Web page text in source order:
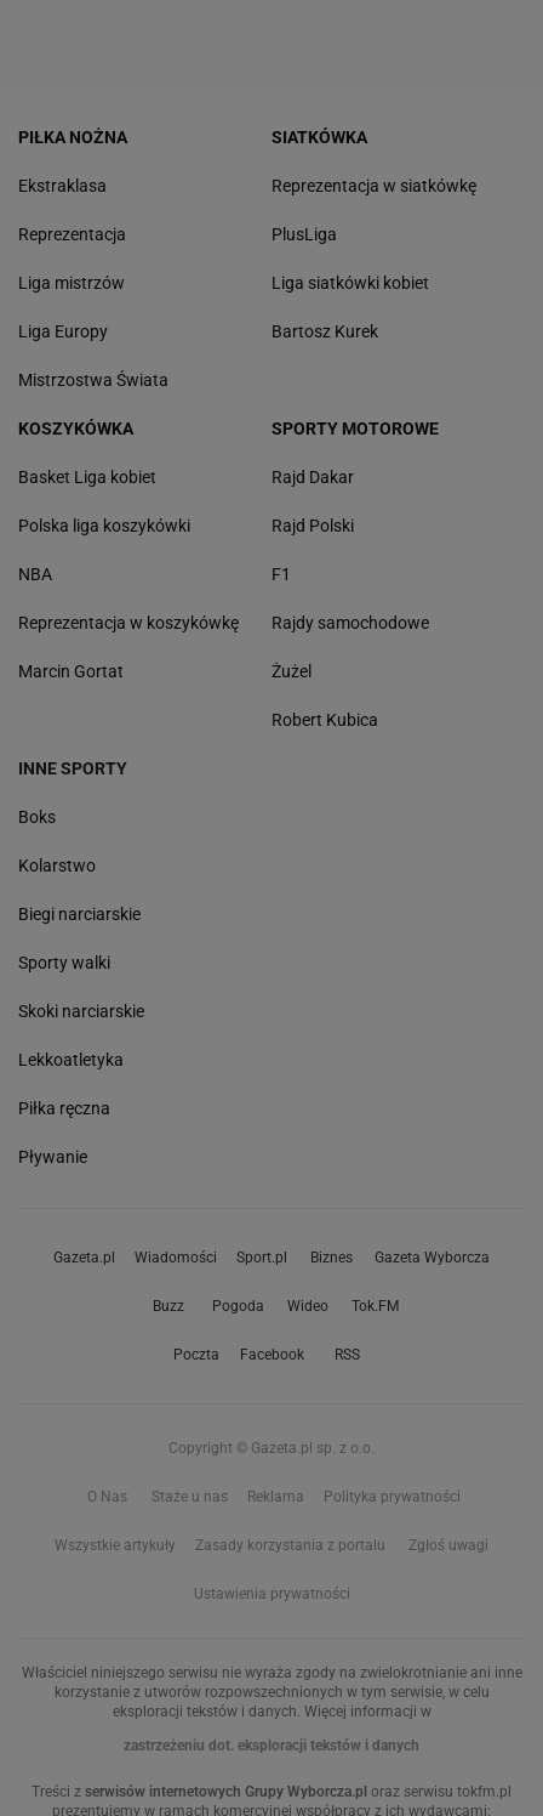
PIŁKA NOŻNA
Ekstraklasa
Reprezentacja
Liga mistrzów
Liga Europy
Mistrzostwa Świata
SIATKÓWKA
Reprezentacja w siatkówkę
PlusLiga
Liga siatkówki kobiet
Bartosz Kurek
KOSZYKÓWKA
Basket Liga kobiet
Polska liga koszykówki
NBA
Reprezentacja w koszykówkę
Marcin Gortat
SPORTY MOTOROWE
Rajd Dakar
Rajd Polski
F1
Rajdy samochodowe
Żużel
Robert Kubica
INNE SPORTY
Boks
Kolarstwo
Biegi narciarskie
Sporty walki
Skoki narciarskie
Lekkoatletyka
Piłka ręczna
Pływanie
Gazeta.pl Wiadomości Sport.pl Biznes Gazeta Wyborcza
Buzz Pogoda Wideo Tok.FM
Poczta Facebook RSS
Copyright © Gazeta.pl sp. z o.o.
O Nas Staże u nas Reklama Polityka prywatności
Wszystkie artykuły Zasady korzystania z portalu Zgłoś uwagi
Ustawienia prywatności
Właściciel niniejszego serwisu nie wyraża zgody na zwielokrotnianie ani inne
korzystanie z utworów rozpowszechnionych w tym serwisie, w celu
eksploracji tekstów i danych. Więcej informacji w
zastrzeżeniu dot. eksploracji tekstów i danych
Treści z serwisów internetowych Grupy Wyborcza.pl oraz serwisu tokfm.pl
prezentujemy w ramach komercyjnej współpracy z ich wydawcami: